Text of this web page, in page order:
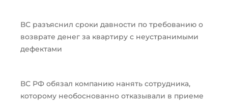
ВС разъяснил сроки давности по требованию о
возврате денег за квартиру с неустранимыми
дефектами
ВС РФ обязал компанию нанять сотрудника,
которому необоснованно отказывали в приеме